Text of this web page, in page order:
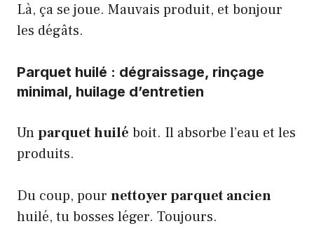
Là, ça se joue. Mauvais produit, et bonjour
les dégâts.
Parquet huilé : dégraissage, rinçage
minimal, huilage d’entretien
Unparquet huilé boit. Il absorbe l’eau et les
produits.
Du coup, pour nettoyer parquet ancien
huilé, tu bosses léger. Toujours.